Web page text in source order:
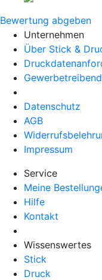
Bewertung abgeben
Unternehmen
Über Stick &
Datenschutz
AGB
Impressum
Service
Meine
Hilfe
Kontakt
Wissenswertes
Stick
Druck